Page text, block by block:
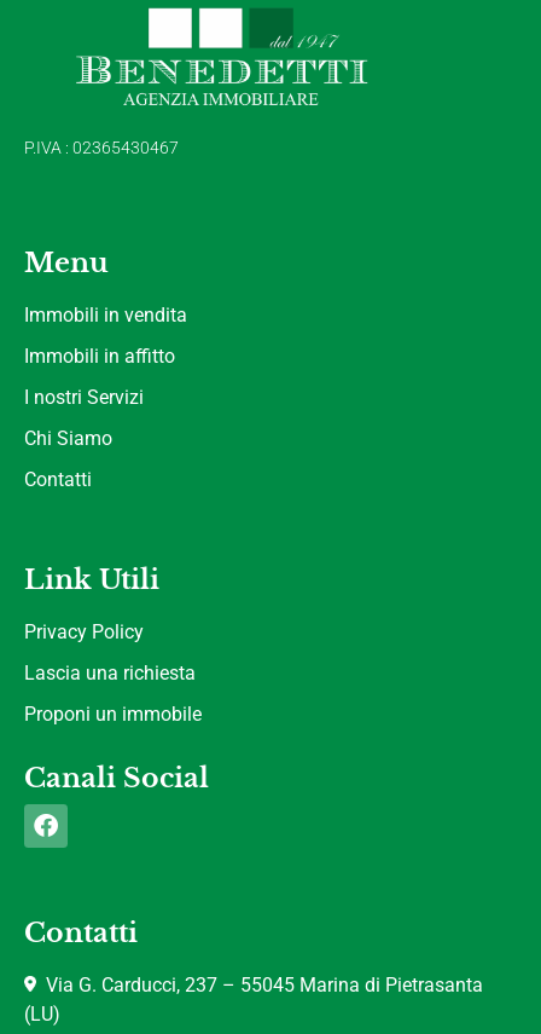
P.IVA : 02365430467
Menu
Immobili in vendita
Immobili in affitto
I nostri Servizi
Chi Siamo
Contatti
Link Utili
Privacy Policy
Lascia una richiesta
Proponi un immobile
Canali Social
Contatti
Via G. Carducci, 237 – 55045 Marina di Pietrasanta
(LU)